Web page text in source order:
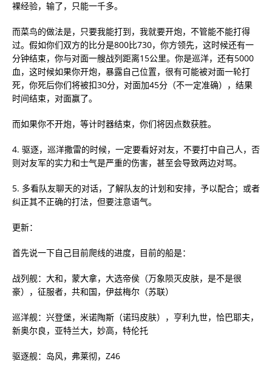
裸经验，输了，只能一千多。
而菜鸟的做法是，只要我能打到，我就要开炮，不管能不能打得
过。假如你们双方的比分是800比730，你方领先，这时候还有一
分钟结束，你与对面一艘战列距离15公里。你是巡洋，还有5000
血，这时候如果你开炮，暴露自己位置，很有可能被对面一轮打
死，你死后你们将被扣30分，对面加45分（不一定准确），结果
时间结束，对面赢了。
而如果你不开炮，等计时器结束，你们将因点数获胜。
4. 驱逐，巡洋撒雷的时候，一定要看好对友，不要打中自己人，否
则对友军的实力和士气是严重的伤害，甚至会导致两边对骂。
5. 多看队友聊天的对话，了解队友的计划和安排，予以配合；或者
纠正其不正确的打法，但要注意语气。
更新：
首先说一下自己目前爬线的进度，目前的船是：
战列舰：大和，蒙大拿，大选帝侯（万象陨灭皮肤，是不是很
豪），征服者，共和国，伊兹梅尔（苏联）
巡洋舰：兴登堡，米诺陶斯（诺玛皮肤），亨利九世，恰巴耶夫，
新奥尔良，亚特兰大，妙高，特伦托
驱逐舰：岛风，弗莱彻，Z46